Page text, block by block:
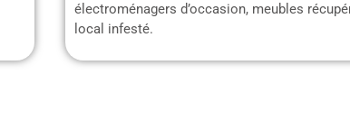
électroménagers d’occasion, meubles
local infesté.